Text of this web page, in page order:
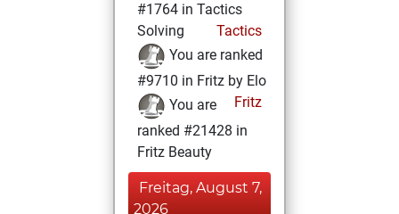
#1764 in Tactics
Solving
Tactics
You are ranked
#9710 in Fritz by Elo
Fritz
You are
ranked #21428 in
Fritz Beauty
Freitag, August 7,
2026